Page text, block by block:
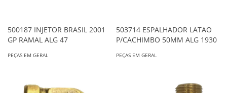
500187 INJETOR BRASIL 2001
GP RAMAL ALG 47
PEÇAS EM GERAL
503714 ESPALHADOR LATAO
P/CACHIMBO 50MM ALG 1930
PEÇAS EM GERAL